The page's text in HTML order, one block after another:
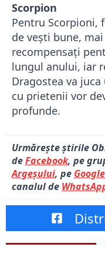
Scorpion
Pentru Scorpioni,
de vești bune,
recompensați
lungul anului, iar
Dragostea va
cu prietenii vor
profunde.
Urmărește știrile
deFacebook, pe
Argeșului, pe
canalul de